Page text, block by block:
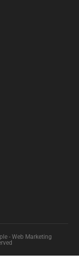
- Web Marketing